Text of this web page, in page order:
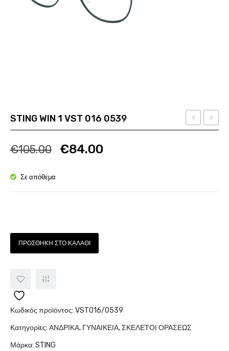
Ban VBM
STING WIN 1 VST 016 0539
€105.00 Ποσότητα
€84.00
Σε απόθεμα
ΠΡΟΣΘΉΚΗ ΣΤΟ ΚΑΛΆΘΙ
Κωδικός προϊόντος: VST016/0539
Κατηγορίες: ΑΝΔΡΙΚΑ, ΓΥΝΑΙΚΕΙΑ,ΣΚΕΛΕΤΟΙ ΟΡΑΣΕΩΣ
Μάρκα: STING